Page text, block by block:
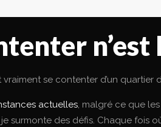
vraiment se contenter d’un
actuelles, malgré ce que
surmonte des défis. Chaque fois